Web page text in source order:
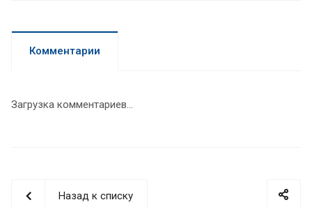
Комментарии
Загрузка комментариев...
Назад к списку